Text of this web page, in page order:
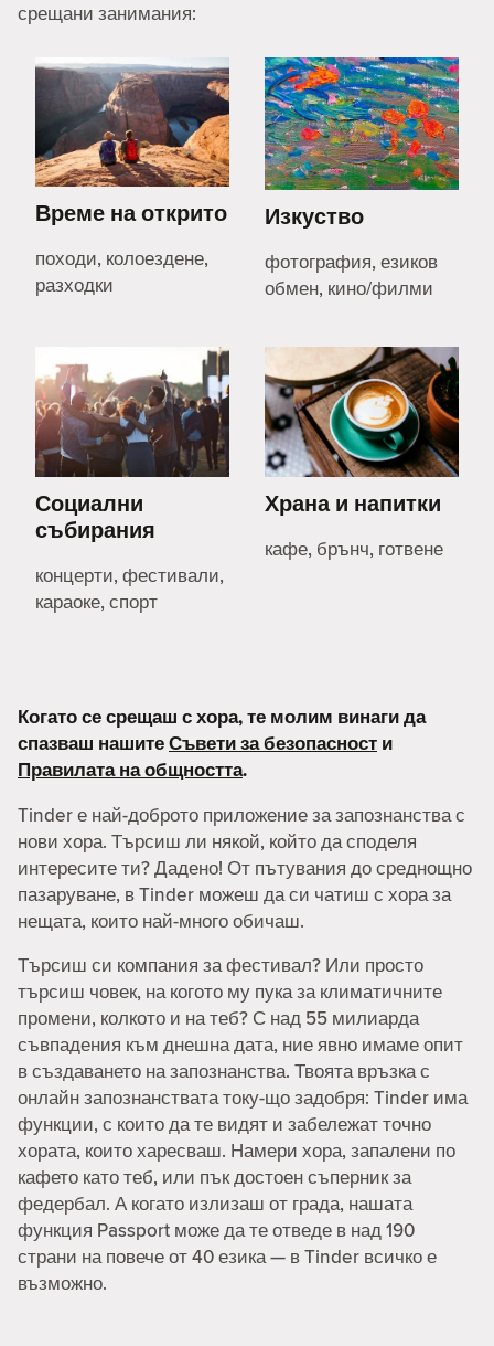
срещани занимания:
Време на открито
походи, колоездене,
разходки
Изкуство
фотография, езиков
обмен, кино/филми
Социални
събирания
концерти, фестивали,
караоке, спорт
Храна и напитки
кафе, брънч, готвене
Когато се срещаш с хора, те молим винаги да
спазваш нашитеСъвети за безопасност и
Правилата на общността.
Tinder е най-доброто приложение за запознанства с
нови хора. Търсиш ли някой, който да споделя
интересите ти? Дадено! От пътувания до среднощно
пазаруване, в Tinder можеш да си чатиш с хора за
нещата, които най-много обичаш.
Търсиш си компания за фестивал? Или просто
търсиш човек, на когото му пука за климатичните
промени, колкото и на теб? С над 55 милиарда
съвпадения към днешна дата, ние явно имаме опит
в създаването на запознанства. Твоята връзка с
онлайн запознанствата току-що задобря: Tinder има
функции, с които да те видят и забележат точно
хората, които харесваш. Намери хора, запалени по
кафето като теб, или пък достоен съперник за
федербал. А когато излизаш от града, нашата
функция Passport може да те отведе в над 190
страни на повече от 40 езика — в Tinder всичко е
възможно.